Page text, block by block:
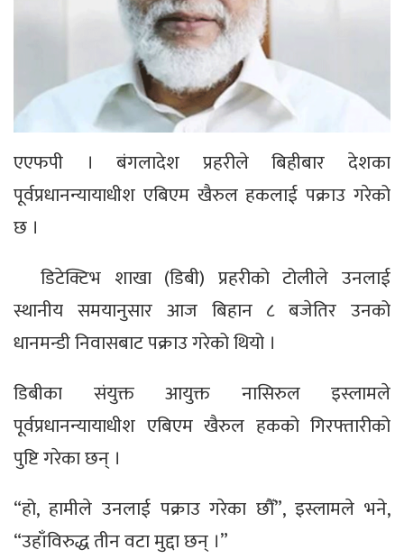
एएफपी । बंगलादेश प्रहरीले बिहीबार देशका
पूर्वप्रधानन्यायाधीश एबिएम खैरुल हकलाई पक्राउ गरेको
छ ।
डिटेक्टिभ शाखा (डिबी) प्रहरीको टोलीले उनलाई
स्थानीय समयानुसार आज बिहान ८ बजेतिर उनको
धानमन्डी निवासबाट पक्राउ गरेको थियो ।
डिबीका संयुक्त आयुक्त नासिरुल इस्लामले
पूर्वप्रधानन्यायाधीश एबिएम खैरुल हकको गिरफ्तारीको
पुष्टि गरेका छन् ।
“हो, हामीले उनलाई पक्राउ गरेका छौँ”, इस्लामले भने,
“उहाँविरुद्ध तीन वटा मुद्दा छन् ।”